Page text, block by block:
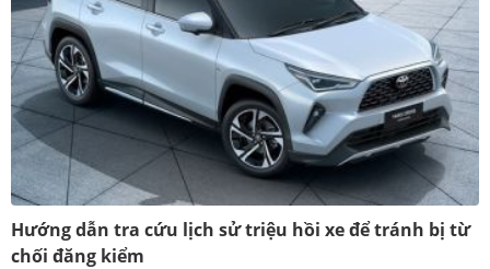
Hướng dẫn tra cứu lịch sử triệu hồi xe để tránh bị từ
chối đăng kiểm